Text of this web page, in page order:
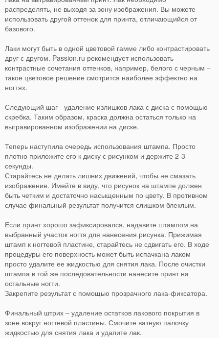
распределять, не выходя за зону изображения. Вы можете
использовать другой оттенок для принта, отличающийся от
базового.
Лаки могут быть в одной цветовой гамме либо контрастировать
друг с другом. Passion.ru рекомендует использовать
контрастные сочетания оттенков, например, белого с черным –
такое цветовое решение смотрится наиболее эффектно на
ногтях.
Следующий шаг - удаление излишков лака с диска с помощью
скребка. Таким образом, краска должна остаться только на
выгравированном изображении на диске.
Теперь наступила очередь использования штампа. Просто
плотно приложите его к диску с рисунком и держите 2-3
секунды.
Старайтесь не делать лишних движений, чтобы не смазать
изображение. Имейте в виду, что рисунок на штампе должен
быть четким и достаточно насыщенным по цвету. В противном
случае финальный результат получится слишком блеклым.
Если принт хорошо зафиксировался, надавите штампом на
выбранный участок ногтя для нанесения рисунка. Прижимая
штамп к ногтевой пластине, старайтесь не сдвигать его. В ходе
процедуры его поверхность может быть испачкана лаком -
просто удалите ее жидкостью для снятия лака. После очистки
штампа в той же последовательности нанесите принт на
остальные ногти.
Закрепите результат с помощью прозрачного лака-фиксатора.
Финальный штрих – удаление остатков лакового покрытия в
зоне вокруг ногтевой пластины. Смочите ватную палочку
жидкостью для снятия лака и удалите лак.